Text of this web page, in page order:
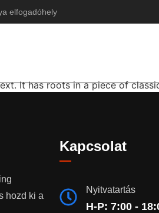
elfogadóhely
It has roots in a piece of
hozd ki a
Kapcsolat
Nyitvatartás
H-P: 7:00 -